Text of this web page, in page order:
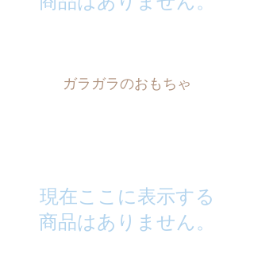
ガラガラのおもちゃ
現在ここに表示する
商品はありません。